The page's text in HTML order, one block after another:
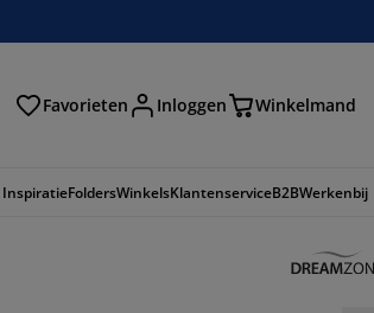
Favorieten Inloggen Winkelmand
InspiratieFoldersWinkelsKlantenserviceB2BWerkenbij